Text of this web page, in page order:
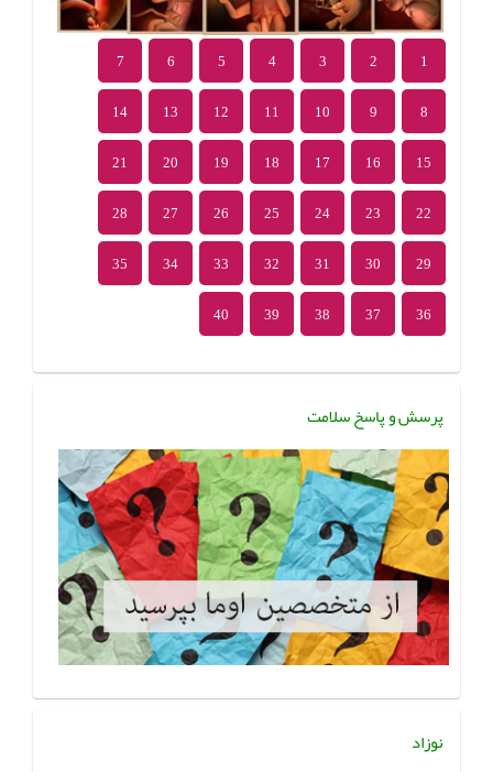
1
2
3
4
5
6
7
8
9
10
11
12
13
14
15
16
17
18
19
20
21
22
23
24
25
26
27
28
29
30
31
32
33
34
35
36
37
38
39
40
پرسش و پاسخ سلامت
نوزاد